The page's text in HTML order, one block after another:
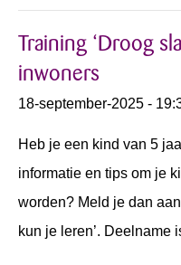
Training ‘Droog
inwoners
18-september-2025 -
Heb je een kind van 5
informatie en tips om je
worden? Meld je dan
kun je leren’. Deelname